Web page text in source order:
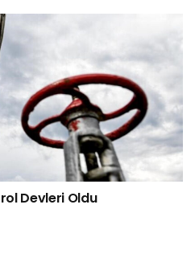
Devleri Oldu